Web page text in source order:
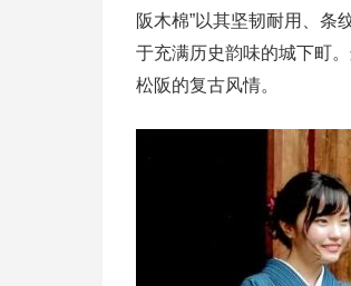
阪木棉”以其坚韧耐用、条
于充满历史韵味的城下町
松阪的复古风情。